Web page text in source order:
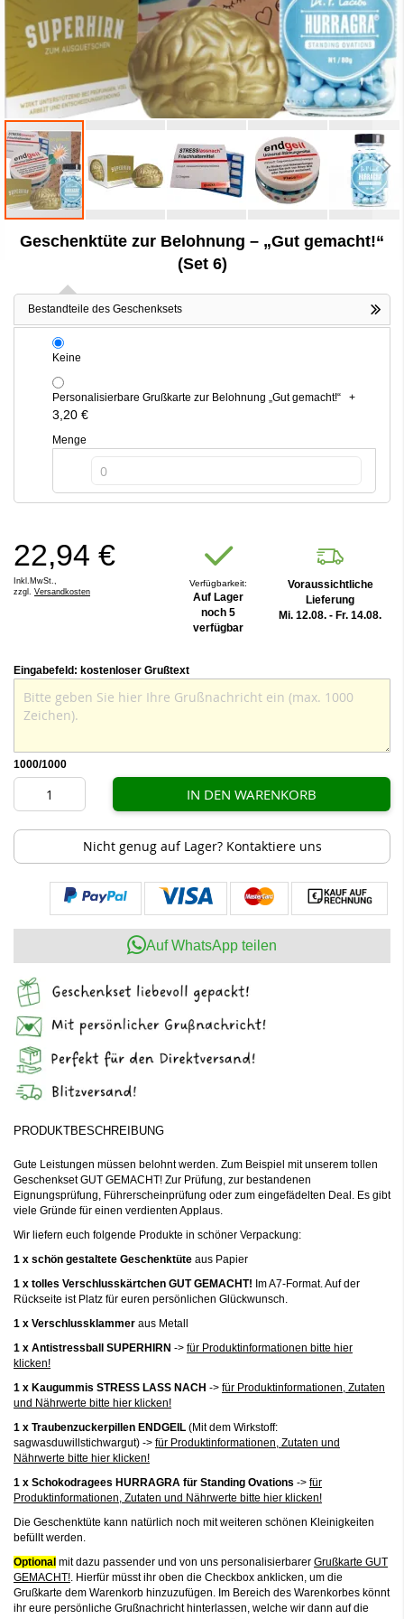
Anfang
Geschenktüte zur Belohnung – „Gut gemacht!“
(Set 6)
Bestandteile des Geschenksets
Keine
Personalisierbare Grußkarte zur Belohnung „Gut gemacht!“ +
3,20 €
Menge
22,94 €
Inkl.MwSt.,
zzgl. Versandkosten
Verfügbarkeit:
Auf Lager
noch 5
verfügbar
Voraussichtliche
Lieferung
Mi. 12.08. - Fr. 14.08.
Eingabefeld: kostenloser Grußtext
1000/1000
IN DEN WARENKORB
Nicht genug auf Lager? Kontaktiere uns
Auf WhatsApp teilen
PRODUKTBESCHREIBUNG
Gute Leistungen müssen belohnt werden. Zum Beispiel mit unserem tollen
Geschenkset GUT GEMACHT! Zur Prüfung, zur bestandenen
Eignungsprüfung, Führerscheinprüfung oder zum eingefädelten Deal. Es gibt
viele Gründe für einen verdienten Applaus.
Wir liefern euch folgende Produkte in schöner Verpackung:
1 x schön gestaltete Geschenktüte aus Papier
1 x tolles Verschlusskärtchen GUT GEMACHT! Im A7-Format. Auf der
Rückseite ist Platz für euren persönlichen Glückwunsch.
1 x Verschlussklammer aus Metall
1 x Antistressball SUPERHIRN -> für Produktinformationen bitte hier
klicken!
1 x Kaugummis STRESS LASS NACH -> für Produktinformationen, Zutaten
und Nährwerte bitte hier klicken!
1 x Traubenzuckerpillen ENDGEIL (Mit dem Wirkstoff:
sagwasduwillstichwargut) -> für Produktinformationen, Zutaten und
Nährwerte bitte hier klicken!
1 x Schokodragees HURRAGRA für Standing Ovations -> für
Produktinformationen, Zutaten und Nährwerte bitte hier klicken!
Die Geschenktüte kann natürlich noch mit weiteren schönen Kleinigkeiten
befüllt werden.
Optional mit dazu passender und von uns personalisierbarer Grußkarte GUT
GEMACHT! . Hierfür müsst ihr oben die Checkbox anklicken, um die
Grußkarte dem Warenkorb hinzuzufügen. Im Bereich des Warenkorbes könnt
ihr eure persönliche Grußnachricht hinterlassen, welche wir dann auf die